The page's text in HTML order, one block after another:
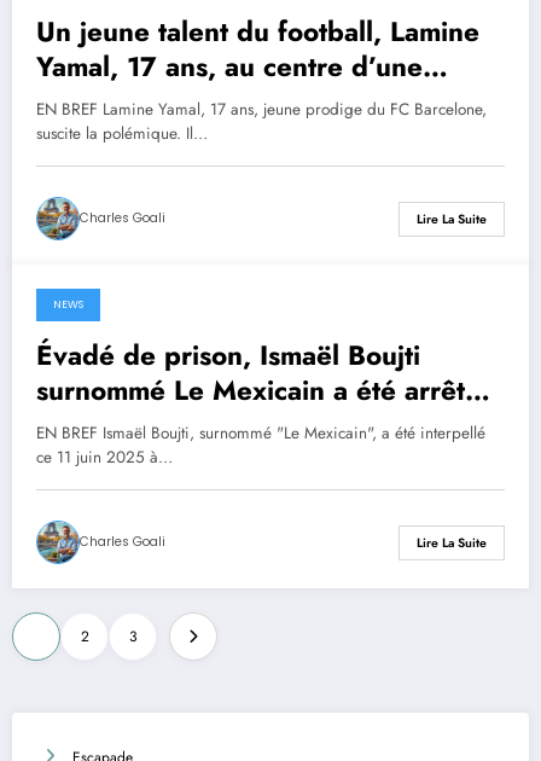
Un jeune talent du football, Lamine
Yamal, 17 ans, au centre d’une
controverse après une sortie avec
une influenceuse de 30 ans
EN BREF Lamine Yamal, 17 ans, jeune prodige du FC Barcelone,
suscite la polémique. Il…
Charles Goali Lire La Suite
15 juin 2025
NEWS
Évadé de prison, Ismaël Boujti
surnommé Le Mexicain a été arrêté
dans toute la France
EN BREF Ismaël Boujti, surnommé "Le Mexicain", a été interpellé
ce 11 juin 2025 à…
Charles Goali Lire La Suite
Pagination
des
publications
2 3